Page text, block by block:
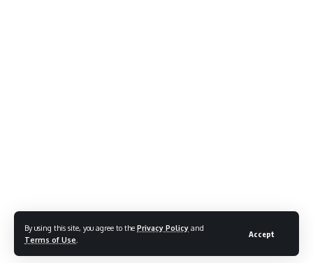
By using this site, you agree to the Privacy Policy and
Terms of Use
Accept